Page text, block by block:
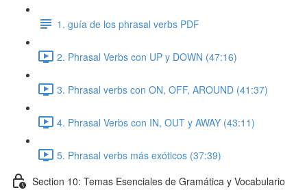
1. guía de los phrasal verbs PDF
2. Phrasal Verbs con UP y DOWN (47:16)
3. Phrasal verbs con ON, OFF, AROUND (41:37)
4. Phrasal Verbs con IN, OUT y AWAY (43:11)
5. Phrasal verbs más exóticos (37:39)
Section 10: Temas Esenciales de Gramática y Vocabulario